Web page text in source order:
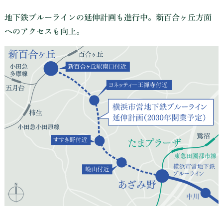
地下鉄ブルーラインの延伸計画も進行中。新百合ヶ丘方面
へのアクセスも向上。